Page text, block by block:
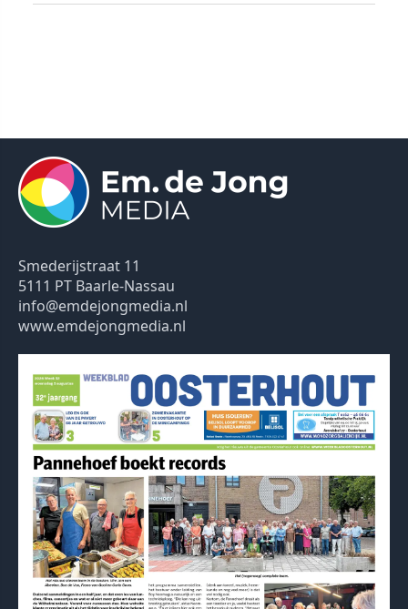
Smederijstraat 11
5111 PT Baarle-Nassau
info@emdejongmedia.nl
www.emdejongmedia.nl